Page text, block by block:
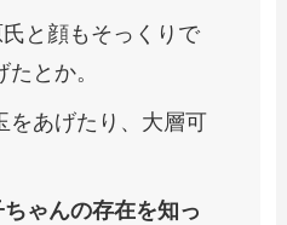
と顔もそっくりで
とか。
をあげたり、大層可
ゃんの存在を知っ